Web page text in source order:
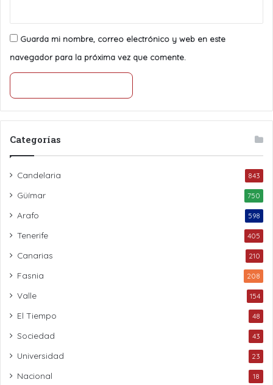
Guarda mi nombre, correo electrónico y web en este
navegador para la próxima vez que comente.
Categorías
Candelaria 843
Güímar 750
Arafo 598
Tenerife 405
Canarias 210
Fasnia 208
Valle 154
El Tiempo 48
Sociedad 43
Universidad 23
Nacional 18